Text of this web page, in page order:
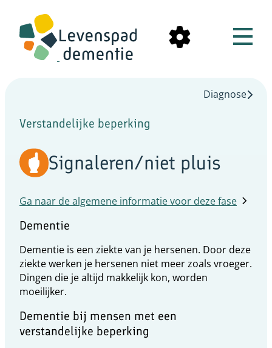
Diagnose
Verstandelijke beperking
Signaleren/niet pluis
Ga naar de algemene informatie voor deze fase
Dementie
Dementie is een ziekte van je hersenen. Door deze
ziekte werken je hersenen niet meer zoals vroeger.
Dingen die je altijd makkelijk kon, worden
moeilijker.
Dementie bij mensen met een
verstandelijke beperking